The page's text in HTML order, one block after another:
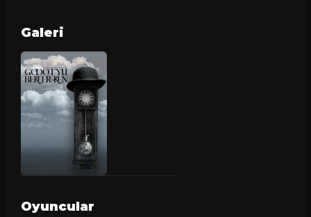
Galeri
Oyuncular